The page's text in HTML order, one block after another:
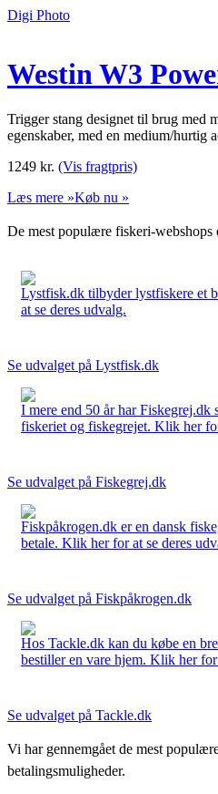
Digi Photo
Westin W3
Trigger stang designet til brug med
egenskaber, med en medium/hurtig
1249 kr. (Vis fragtpris)
Læs mere »Køb nu »
De mest populære fiskeri-webshops
Lystfisk.dk tilbyder lystfiskere et
at se deres udvalg.
Se udvalget på Lystfisk.dk
I mere end 50 år har
fiskeriet og fiskegrejet. Klik her
Se udvalget på Fiskegrej.dk
Fiskpåkrogen.dk er en dansk
betale. Klik her for at se deres
Se udvalget på Fiskpåkrogen.dk
Hos Tackle.dk kan du købe en
bestiller en vare hjem. Klik her for
Se udvalget på Tackle.dk
Vi har gennemgået de mest
betalingsmuligheder.